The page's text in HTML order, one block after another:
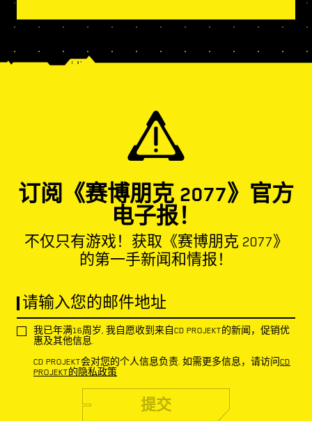
订阅《赛博朋克 2077》官方
电子报！
不仅只有游戏！获取《赛博朋克 2077》
的第一手新闻和情报！
请输入您的邮件地址
我已年满16周岁, 我自愿收到来自CD PROJEKT的新闻，促销优
惠及其他信息.
CD PROJEKT会对您的个人信息负责. 如需更多信息，请访问 CD
PROJEKT的隐私政策
提交